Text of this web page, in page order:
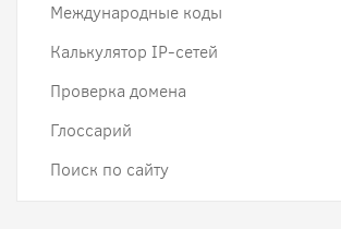
Международные коды
Калькулятор IP-сетей
Проверка домена
Глоссарий
Поиск по сайту